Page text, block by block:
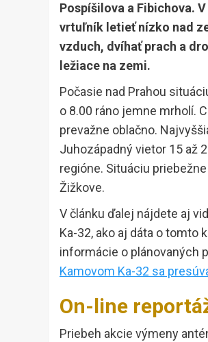
Pospíšilova a Fibichova.
vrtuľník letieť nízko nad
vzduch, dvíhať prach a
ležiace na zemi.
Počasie nad Prahou
o 8.00 ráno jemne mrholí.
prevažne oblačno.
Juhozápadný vietor 15 až
regióne. Situáciu
Žižkove.
V článku ďalej nájdete aj
Ka-32, ako aj dáta o
informácie o plánovaných
Kamovom Ka-32 sa
On-line
Priebeh akcie výmeny